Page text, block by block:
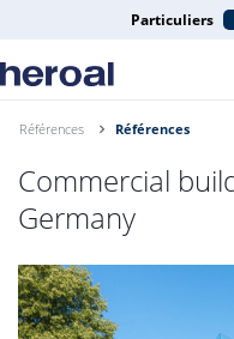
Particuliers
Références Références
Commercial
Germany